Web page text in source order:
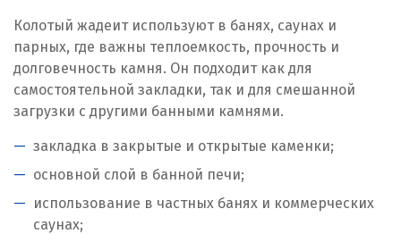
Колотый жадеит используют в банях, саунах и
парных, где важны теплоемкость, прочность и
долговечность камня. Он подходит как для
самостоятельной закладки, так и для смешанной
загрузки с другими банными камнями.
закладка в закрытые и открытые каменки;
основной слой в банной печи;
использование в частных банях и коммерческих
саунах;